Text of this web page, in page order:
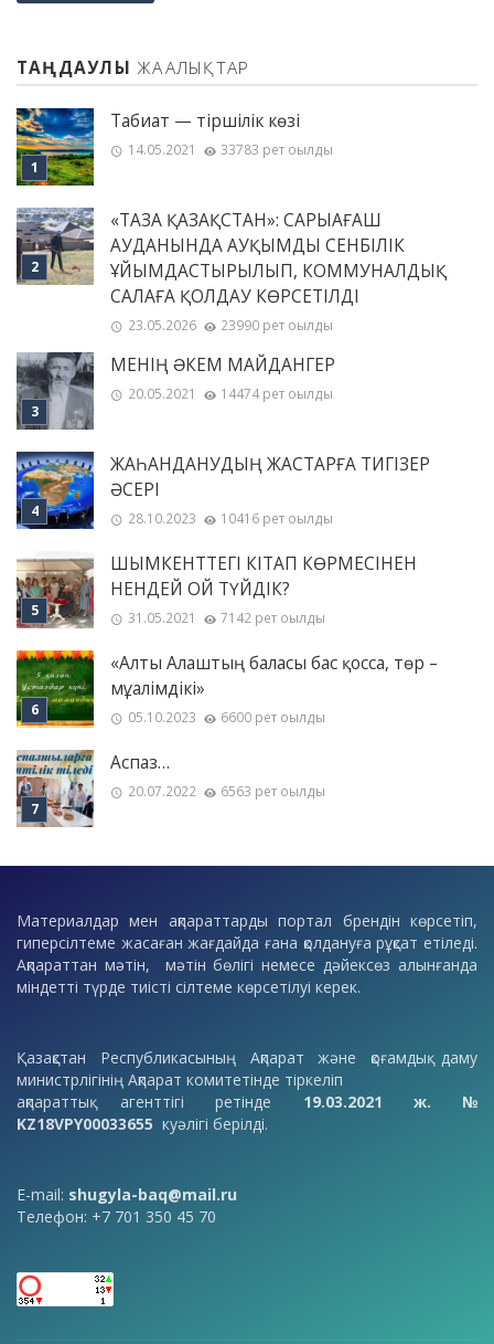
ТАҢДАУЛЫ ЖАҢАЛЫҚТАР
Табиғат — тіршілік көзі
14.05.2021 33783 рет оқылды
«ТАЗА ҚАЗАҚСТАН»: САРЫАҒАШ
АУДАНЫНДА АУҚЫМДЫ СЕНБІЛІК
ҰЙЫМДАСТЫРЫЛЫП, КОММУНАЛДЫҚ
САЛАҒА ҚОЛДАУ КӨРСЕТІЛДІ
23.05.2026 23990 рет оқылды
МЕНІҢ ƏКЕМ МАЙДАНГЕР
20.05.2021 14474 рет оқылды
ЖАҺАНДАНУДЫҢ ЖАСТАРҒА ТИГІЗЕР
ӘСЕРІ
28.10.2023 10416 рет оқылды
ШЫМКЕНТТЕГІ КІТАП КӨРМЕСІНЕН
НЕНДЕЙ ОЙ ТҮЙДІК?
31.05.2021 7142 рет оқылды
«Алты Алаштың баласы бас қосса, төр –
мұғалімдікі»
05.10.2023 6600 рет оқылды
Аспаз…
20.07.2022 6563 рет оқылды
Материалдар мен ақпараттарды портал брендін көрсетіп,
гиперсілтеме жасаған жағдайда ғана қолдануға рұқсат етіледі.
Ақпараттан мәтін, мәтін бөлігі немесе дәйексөз алынғанда
міндетті түрде тиісті сілтеме көрсетілуі керек.
Қазақстан Республикасының Ақпарат және қоғамдық даму
министрлігінің Ақпарат комитетінде тіркеліп
ақпараттық агенттігі ретінде 19.03.2021 ж. №
KZ18VPY00033655 куәлігі берілді.
E-mail: shugyla-baq@mail.ru
Телефон: +7 701 350 45 70